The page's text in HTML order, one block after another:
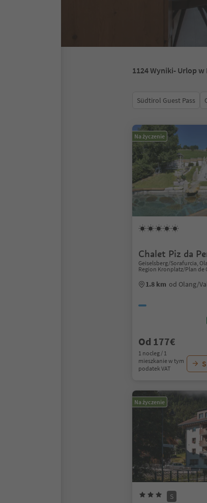
1124Wyniki- Urlop w
Südtirol Guest Pass
Na życzenie
Chalet Piz da
Geiselsberg/Sorafurcia,
Region Kronplatz/Plan de
1.8 km od Olang/
Od 177€
1 nocleg / 1
mieszkanie w tym
podatek VAT
Na życzenie
S